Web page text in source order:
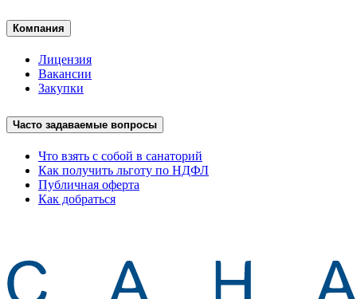
Компания
Лицензия
Вакансии
Закупки
Часто задаваемые вопросы
Что взять с собой в санаторий
Как получить льготу по НДФЛ
Публичная оферта
Как добраться